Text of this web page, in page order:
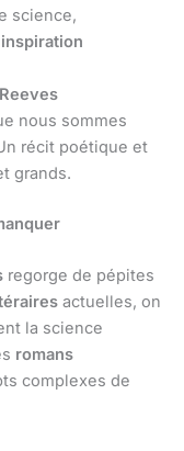
science,
inspiration
nous sommes
récit poétique et
grands.
regorge de pépites
actuelles, on
la science
romans
complexes de